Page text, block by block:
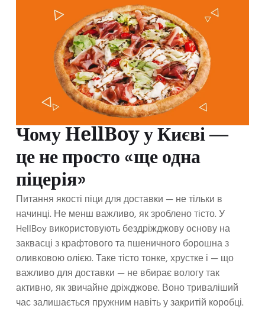
Чому HellBoy у Києві —
це не просто «ще одна
піцерія»
Питання якості піци для доставки — не тільки в
начинці. Не менш важливо, як зроблено тісто. У
HellBoy використовують бездріжджову основу на
заквасці з крафтового та пшеничного борошна з
оливковою олією. Таке тісто тонке, хрустке і — що
важливо для доставки — не вбирає вологу так
активно, як звичайне дріжджове. Воно триваліший
час залишається пружним навіть у закритій коробці.